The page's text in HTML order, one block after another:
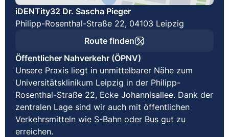
iDENTity32 Dr. Sascha Pieger
Philipp-Rosenthal-Straße 22, 04103 Leipzig
Route finden
Öffentlicher Nahverkehr (ÖPNV)
Unsere Praxis liegt in unmittelbarer Nähe zum
Universitätsklinikum Leipzig in der Philipp-
Rosenthal-Straße 22, Ecke Johannisallee. Dank der
zentralen Lage sind wir auch mit öffentlichen
Verkehrsmitteln wie S-Bahn oder Bus gut zu
erreichen.